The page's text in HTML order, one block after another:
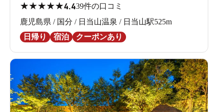
★★★★★4.439件の口コミ
鹿児島県 / 国分 / 日当山温泉 / 日当山駅525m
日帰り
宿泊 クーポンあり